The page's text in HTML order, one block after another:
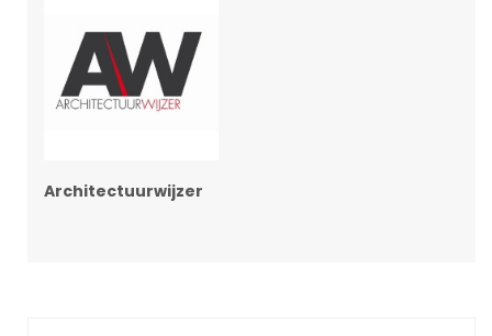
Architectuurwijzer